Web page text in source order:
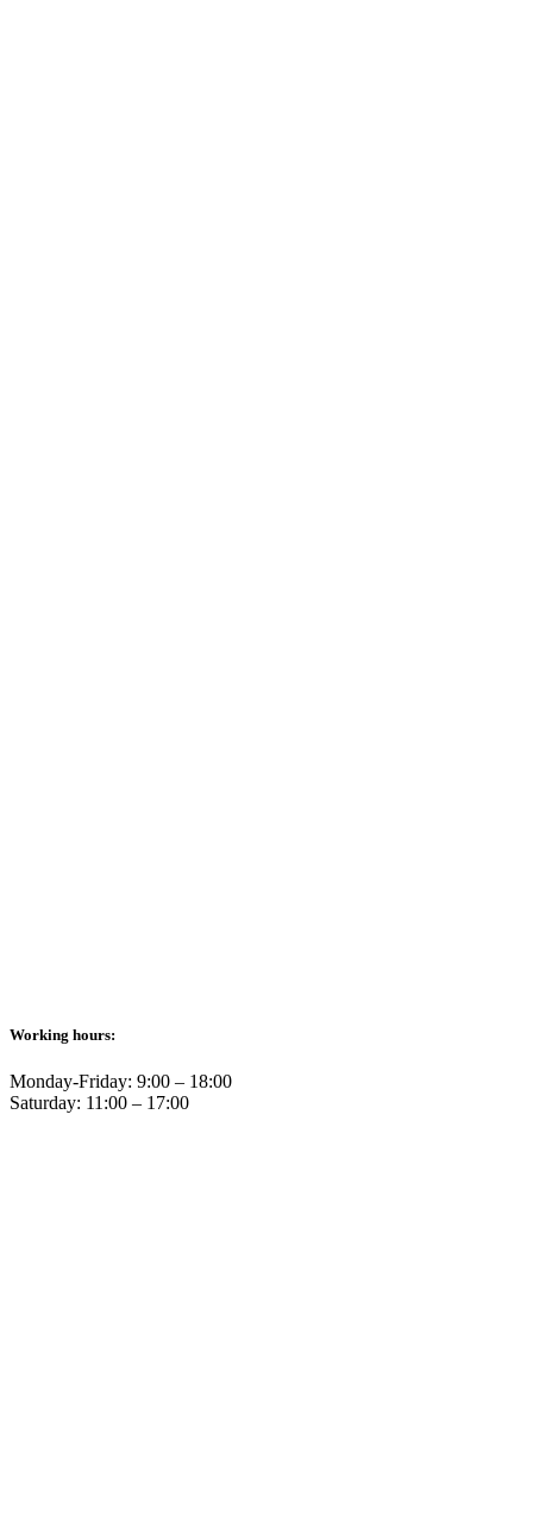
Working hours:
Monday-Friday: 9:00 – 18:00
Saturday: 11:00 – 17:00